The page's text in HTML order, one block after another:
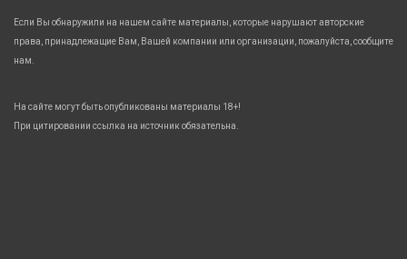
Если Вы обнаружили на нашем сайте материалы, которые нарушают авторские
права, принадлежащие Вам, Вашей компании или организации, пожалуйста, сообщите
нам.
На сайте могут быть опубликованы материалы 18+!
При цитировании ссылка на источник обязательна.